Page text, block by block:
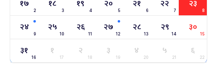
सोम फाल्गुन २४, २०८३- Mar 8, 2027
७ महिना बाँकी
२५
मंगल
ग्याल्पो ल्होसार
फाल्गुन २५, २०८३ Mar 9, 2027
७ महिना बाँकी
१७
2
१८
3
१९
4
२०
5
२१
6
२२
7
२३
8
२४
9
२५
10
२६
11
२७
12
२८
13
२९
14
३०
15
३१
16
१
17
२
18
३
19
४
20
५
21
६
22